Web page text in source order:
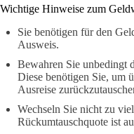
Wichtige Hinweise zum
Sie benötigen für den
Ausweis.
Bewahren Sie unbedingt
Diese benötigen Sie, um
Ausreise
Wechseln Sie nicht zu
Rückumtauschquote ist